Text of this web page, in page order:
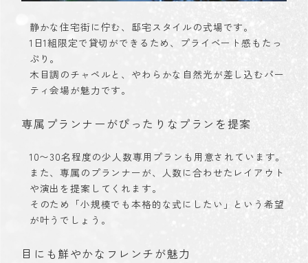
静かな住宅街に佇む、邸宅スタイルの式場です。
1日1組限定で貸切ができるため、プライベート感もたっ
ぷり。
木目調のチャペルと、やわらかな自然光が差し込むパー
ティ会場が魅力です。
専属プランナーがぴったりなプランを提案
10〜30名程度の少人数専用プランも用意されています。
また、専属のプランナーが、人数に合わせたレイアウト
や演出を提案してくれます。
そのため「小規模でも本格的な式にしたい」という希望
が叶うでしょう。
目にも鮮やかなフレンチが魅力